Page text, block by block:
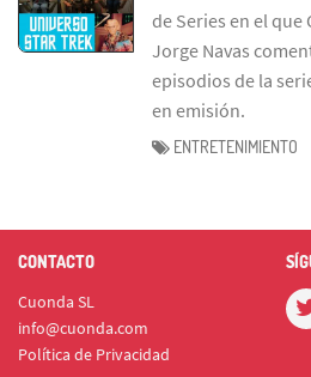
de Series en el que
Jorge Navas
episodios de la
en emisión.
ENTRETENIMIENTO
CONTACTO
Cuonda SL
info@cuonda.com
Política de Privacidad